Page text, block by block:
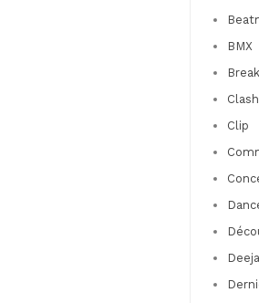
BMX
Clash
Clip